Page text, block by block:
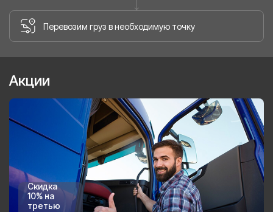
Перевозим груз в необходимую точку
Акции
Скидка
10% на
третью